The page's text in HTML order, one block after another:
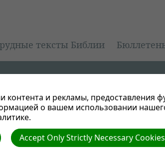
тексты Библии
и рекламы, предоставления
о вашем использовании
Accept Only Strictly Necessary Cookies